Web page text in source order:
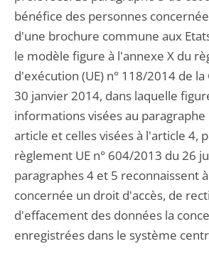
bénéfice des personnes
d'une brochure commune aux
le modèle figure à l'annexe X du
d'exécution (UE) n° 118/2014 de
30 janvier 2014, dans laquelle
informations visées au
article et celles visées à l'article 4,
règlement UE n° 604/2013 du 26
paragraphes 4 et 5 reconnaissent
concernée un droit d'accès, de
d'effacement des données la
enregistrées dans le système